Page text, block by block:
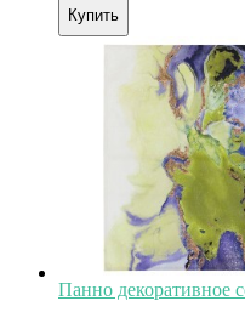
Купить
Панно декоративное